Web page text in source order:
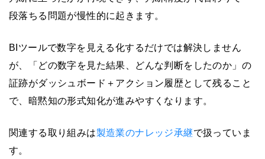
段落ちる問題が慢性的に起きます。
BIツールで数字を見える化するだけでは解決しません
が、「どの数字を見た結果、どんな判断をしたのか」の
証跡がダッシュボード＋アクション履歴として残ること
で、暗黙知の形式知化が進みやすくなります。
関連する取り組みは製造業のナレッジ承継で扱っていま
す。